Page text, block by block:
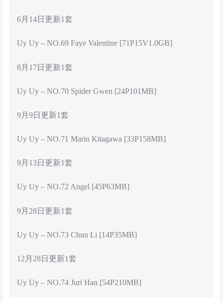
6月14日更新1套
Uy Uy – NO.69 Faye Valentine [71P15V1.0GB]
8月17日更新1套
Uy Uy – NO.70 Spider Gwen [24P101MB]
9月9日更新1套
Uy Uy – NO.71 Marin Kitagawa [33P158MB]
9月13日更新1套
Uy Uy – NO.72 Angel [45P63MB]
9月28日更新1套
Uy Uy – NO.73 Chun Li [14P35MB]
12月28日更新1套
Uy Uy – NO.74 Juri Han [54P210MB]